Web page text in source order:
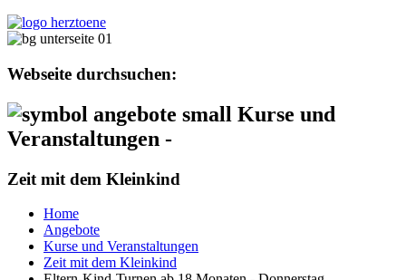
Webseite durchsuchen:
Kurse und
Veranstaltungen -
Zeit mit dem Kleinkind
Home
Angebote
Kurse und Veranstaltungen
Zeit mit dem Kleinkind